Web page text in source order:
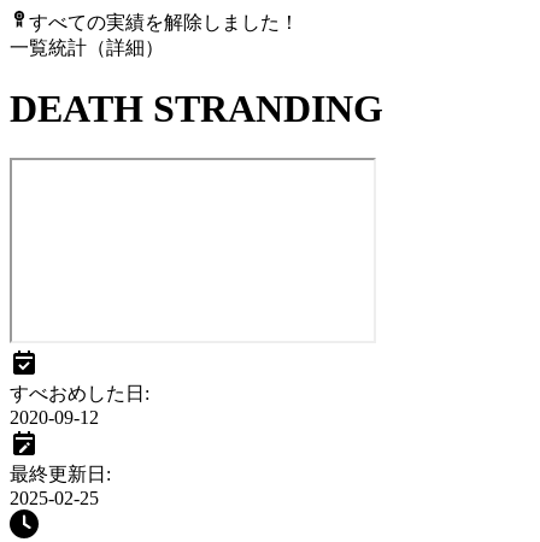
すべての実績を解除しました！
一覧統計（詳細）
DEATH STRANDING
すべおめした日 :
2020-09-12
最終更新日 :
2025-02-25